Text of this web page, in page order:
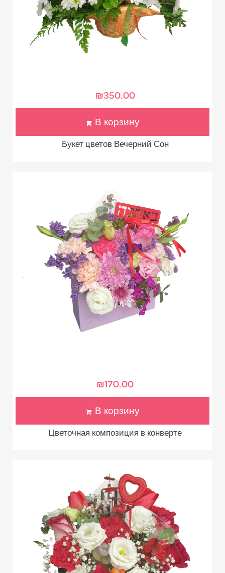
Букет цветов Вечерний Сон
₪350.00
В корзину
Цветочная композиция в конверте
₪170.00
В корзину